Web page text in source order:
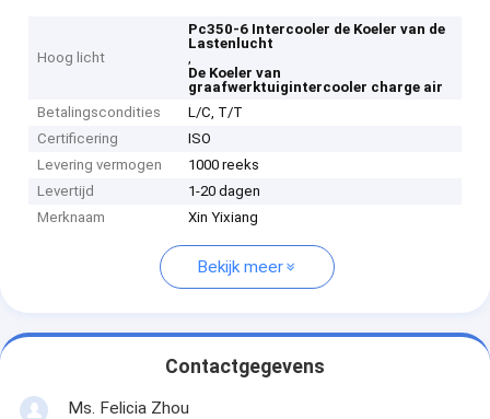
Hoog licht
Pc350-6 Intercooler de Koeler van de
Lastenlucht
,
De Koeler van
graafwerktuigintercooler charge air
Betalingscondities
L/C, T/T
Certificering
ISO
Levering vermogen
1000 reeks
Levertijd
1-20 dagen
Merknaam
Xin Yixiang
Bekijk meer
Contactgegevens
Ms. Felicia Zhou